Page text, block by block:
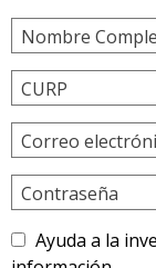
Nombre
CURP
Correo
Contraseña
Ayuda a la